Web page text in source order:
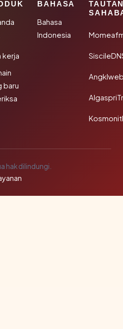
kerja
baru
BAHASA
Bahasa
Indonesia
hak dilindungi.